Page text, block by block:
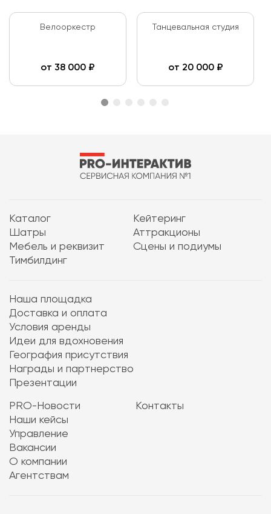
Велооркестр
от 38 000 ₽
Танцевальная студия
от 20 000₽
Каталог
Кейтеринг
Шатры
Аттракционы
Мебель и реквизит
Сцены и подиумы
Тимбилдинг
Наша площадка
Доставка и оплата
Условия аренды
Идеи для вдохновения
География присутствия
Награды и партнерство
Презентации
PRO-Новости
Наши кейсы
Управление
Вакансии
О компании
Агентствам
Контакты